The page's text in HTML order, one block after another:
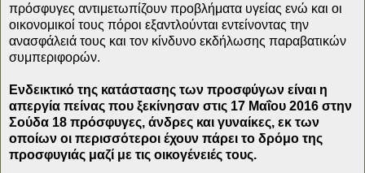
πρόσφυγες αντιμετωπίζουν προβλήματα υγείας ενώ και οι
οικονομικοί τους πόροι εξαντλούνται εντείνοντας την
ανασφάλειά τους και τον κίνδυνο εκδήλωσης παραβατικών
συμπεριφορών.
Ενδεικτικό της κατάστασης των προσφύγων είναι η
απεργία πείνας που ξεκίνησαν στις 17 Μαΐου 2016 στην
Σούδα 18 πρόσφυγες, άνδρες και γυναίκες, εκ των
οποίων οι περισσότεροι έχουν πάρει το δρόμο της
προσφυγιάς μαζί με τις οικογένειές τους.